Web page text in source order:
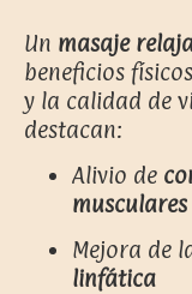
Un masaje
beneficios
y la calidad de
destacan:
Alivio de
musculares
Mejora de
linfática